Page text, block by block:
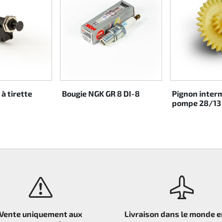
tirette Bougie NGK GR 8 DI-8
Pignon
pompe 28/
uniquement aux
Livraison dans le monde